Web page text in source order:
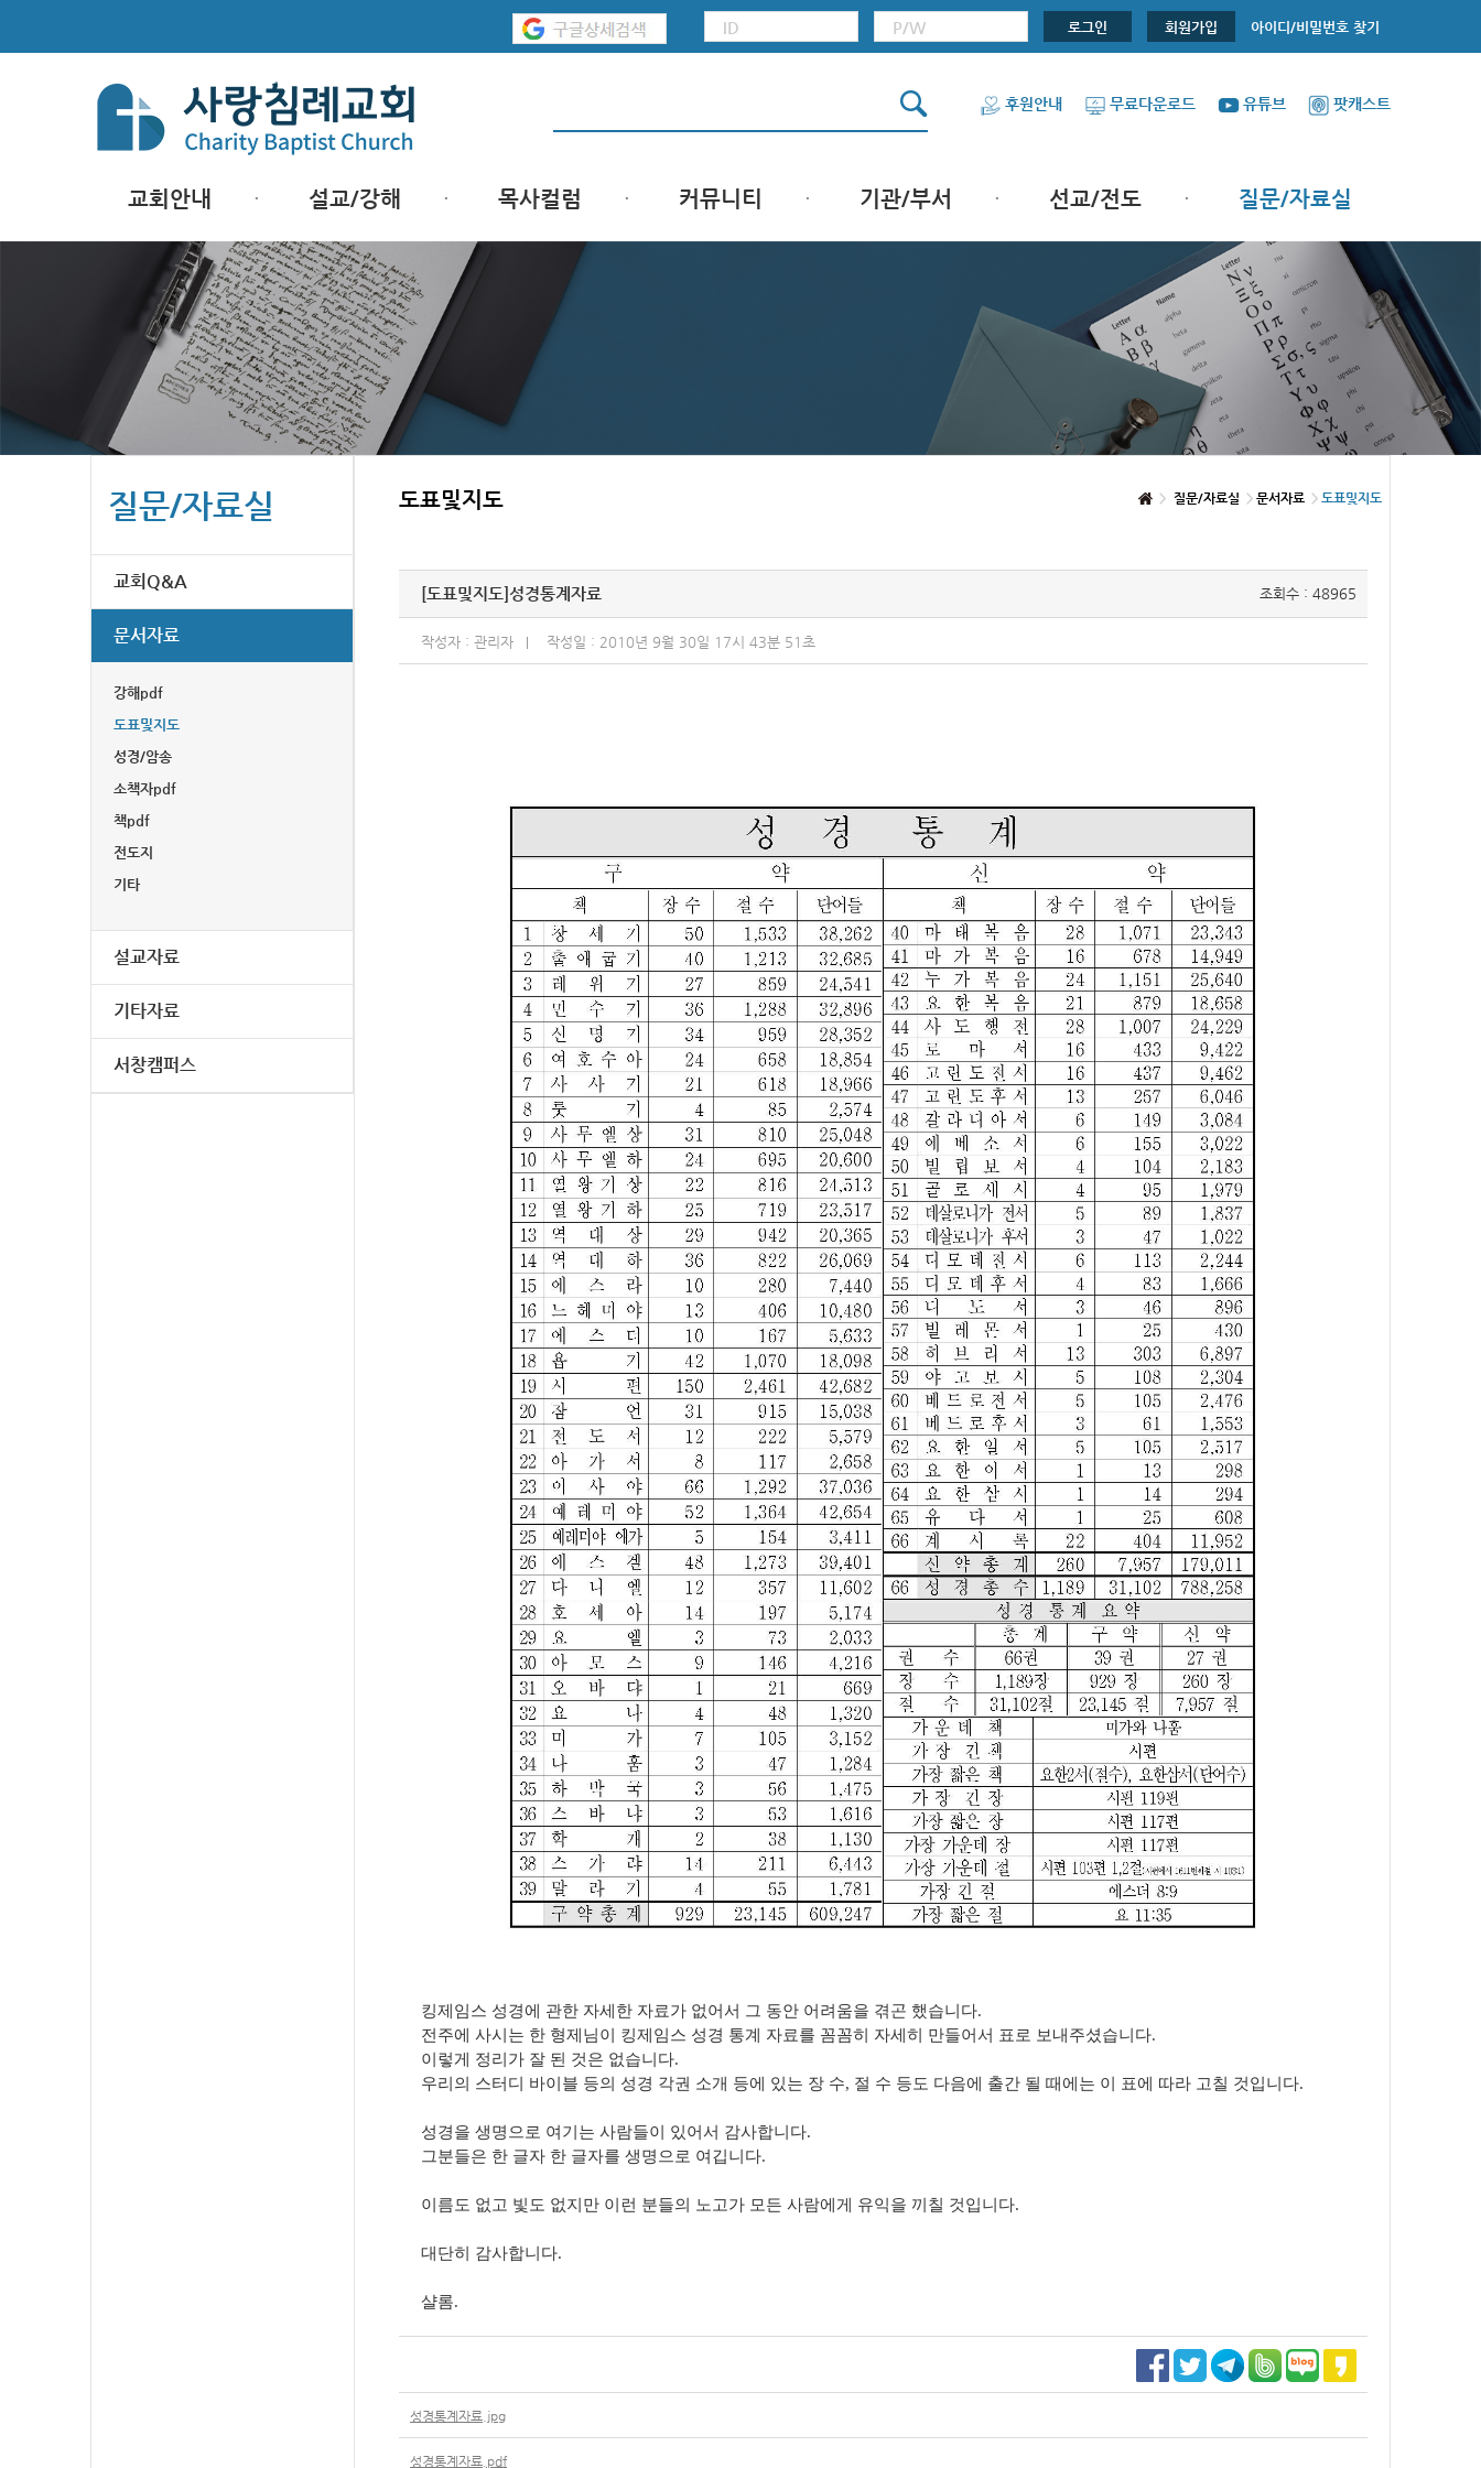
로그인 회원가입 아이디/비밀번호 찾기
후원안내 무료다운로드 유튜브 팟캐스트
교회안내 설교/강해 목사컬럼 커뮤니티 기관/부서 선교/전도 질문/자료실
질문/자료실
교회Q&A
문서자료
강해pdf
도표및지도
성경/암송
소책자pdf
책pdf
전도지
기타
설교자료
기타자료
서창캠퍼스
도표및지도 질문/자료실 문서자료 도표및지도
[도표및지도] 성경통계자료 조회수 : 48965
작성자 : 관리자 작성일 : 2010년 9월 30일 17시 43분 51초
킹제임스 성경에 관한 자세한 자료가 없어서 그 동안 어려움을 겪곤 했습니다.
전주에 사시는 한 형제님이 킹제임스 성경 통계 자료를 꼼꼼히 자세히 만들어서 표로 보내주셨습니다.
이렇게 정리가 잘 된 것은 없습니다.
우리의 스터디 바이블 등의 성경 각권 소개 등에 있는 장 수, 절 수 등도 다음에 출간 될 때에는 이 표에 따라 고칠 것입니다.
성경을 생명으로 여기는 사람들이 있어서 감사합니다.
그분들은 한 글자 한 글자를 생명으로 여깁니다.
이름도 없고 빛도 없지만 이런 분들의 노고가 모든 사람에게 유익을 끼칠 것입니다.
대단히 감사합니다.
샬롬.
성경통계자료.jpg
성경통계자료.pdf